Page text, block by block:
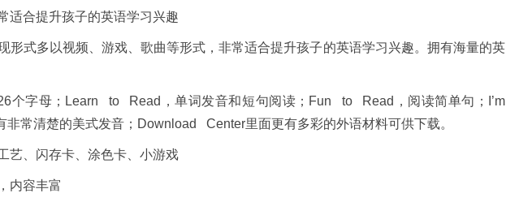
合提升孩子的英语学习兴趣
式多以视频、游戏、歌曲等形式，非常适合提升孩子的英语学习兴趣。拥有海量的英
字母；Learn to Read，单词发音和短句阅读；Fun to Read，阅读简单句；I’m
非常清楚的美式发音；Download Center里面更有多彩的外语材料可供下载。
、闪存卡、涂色卡、小游戏
内容丰富